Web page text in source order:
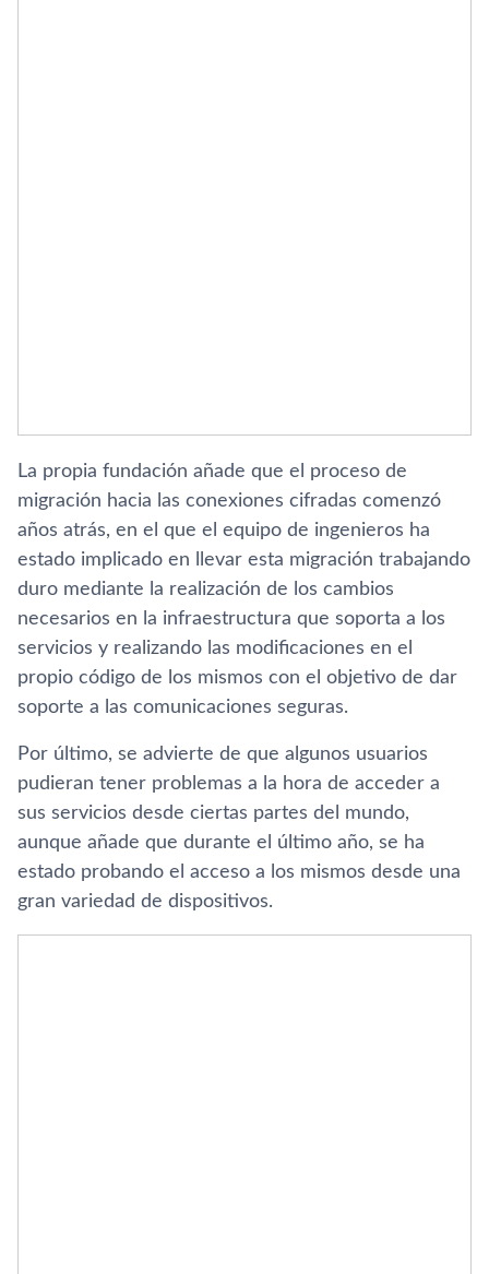
La propia fundación añade que el proceso de
migración hacia las conexiones cifradas comenzó
años atrás, en el que el equipo de ingenieros ha
estado implicado en llevar esta migración trabajando
duro mediante la realización de los cambios
necesarios en la infraestructura que soporta a los
servicios y realizando las modificaciones en el
propio código de los mismos con el objetivo de dar
soporte a las comunicaciones seguras.
Por último, se advierte de que algunos usuarios
pudieran tener problemas a la hora de acceder a
sus servicios desde ciertas partes del mundo,
aunque añade que durante el último año, se ha
estado probando el acceso a los mismos desde una
gran variedad de dispositivos.